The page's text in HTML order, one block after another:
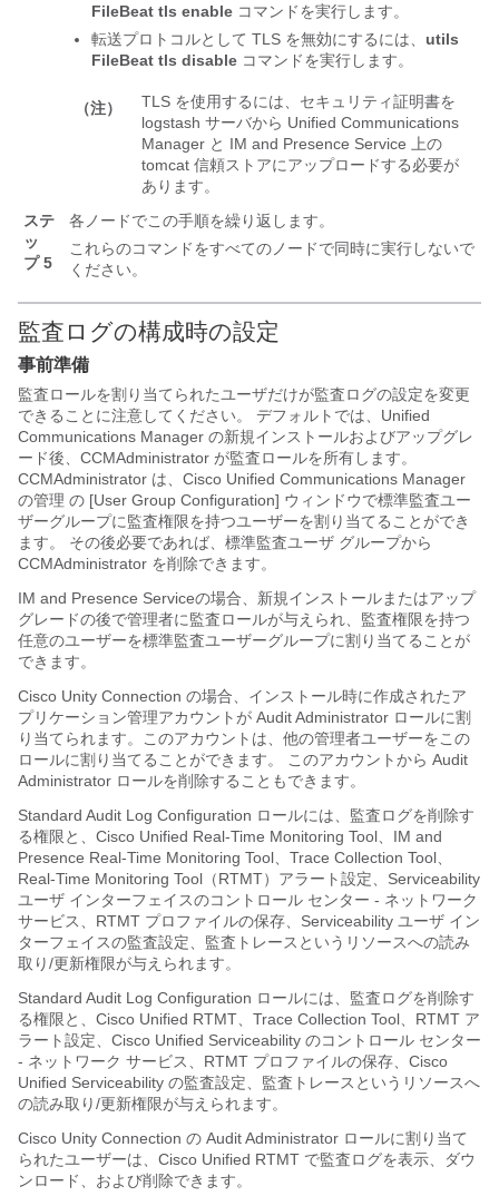
FileBeat tls enable コマンドを実行します。
転送プロトコルとして TLS を無効にするには、 utils
FileBeat tls disable コマンドを実行します。
（注）
TLS を使用するには、セキュリティ証明書を
logstash サーバから Unified Communications
Manager と IM and Presence Service 上の
tomcat 信頼ストアにアップロードする必要が
あります。
ステ
ッ
プ 5
各ノードでこの手順を繰り返します。
これらのコマンドをすべてのノードで同時に実行しないで
ください。
監査ログの構成時の設定
事前準備
監査ロールを割り当てられたユーザだけが監査ログの設定を変更
できることに注意してください。 デフォルトでは、Unified
Communications Manager の新規インストールおよびアップグレ
ード後、CCMAdministrator が監査ロールを所有します。
CCMAdministrator は、Cisco Unified Communications Manager
の管理 の [User Group Configuration] ウィンドウで標準監査ユー
ザーグループに監査権限を持つユーザーを割り当てることができ
ます。 その後必要であれば、標準監査ユーザ グループから
CCMAdministrator を削除できます。
IM and Presence Serviceの場合、新規インストールまたはアップ
グレードの後で管理者に監査ロールが与えられ、監査権限を持つ
任意のユーザーを標準監査ユーザーグループに割り当てることが
できます。
Cisco Unity Connection の場合、インストール時に作成されたア
プリケーション管理アカウントが Audit Administrator ロールに割
り当てられます。このアカウントは、他の管理者ユーザーをこの
ロールに割り当てることができます。 このアカウントから Audit
Administrator ロールを削除することもできます。
Standard Audit Log Configuration ロールには、監査ログを削除す
る権限と、 Cisco Unified Real-Time Monitoring Tool 、IM and
Presence Real-Time Monitoring Tool、Trace Collection Tool、
Real-Time Monitoring Tool（RTMT）アラート設定、Serviceability
ユーザ インターフェイスのコントロール センター - ネットワーク
サービス、RTMT プロファイルの保存、Serviceability ユーザ イン
ターフェイスの監査設定、監査トレースというリソースへの読み
取り/更新権限が与えられます。
Standard Audit Log Configuration ロールには、監査ログを削除す
る権限と、 Cisco Unified RTMT 、Trace Collection Tool、RTMT ア
ラート設定、 Cisco Unified Serviceability のコントロール センター
- ネットワーク サービス、RTMT プロファイルの保存、 Cisco
Unified Serviceability の監査設定、監査トレースというリソースへ
の読み取り/更新権限が与えられます。
Cisco Unity Connection の Audit Administrator ロールに割り当て
られたユーザーは、 Cisco Unified RTMT で監査ログを表示、ダウ
ンロード、および削除できます。